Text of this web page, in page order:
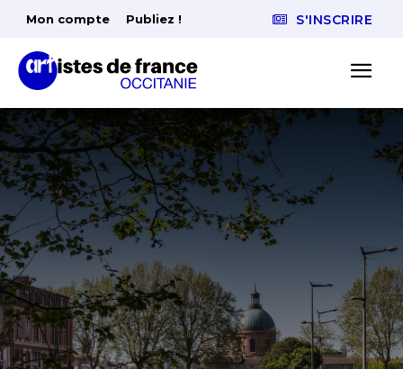
Mon compte Publiez ! S'INSCRIRE